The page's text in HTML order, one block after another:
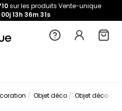
sur les produits Vente-unique
00j13h 36m31s
Objet déco Objet déco